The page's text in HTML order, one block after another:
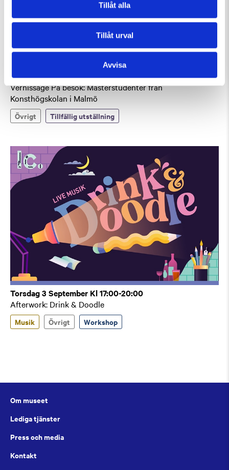
Tillåt alla
Tillåt urval
Avvisa
Torsdag 27 Augusti Kl 17:00-20:00
Vernissage På besök: Masterstudenter från
Konsthögskolan i Malmö
Övrigt Tillfällig utställning
Torsdag 3 September Kl 17:00-20:00
Afterwork: Drink & Doodle
Musik Övrigt Workshop
Om museet
Lediga tjänster
Press och media
Kontakt